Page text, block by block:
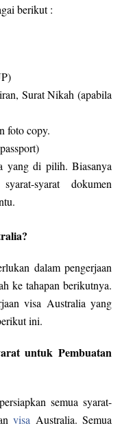
berikut :
Surat Nikah (apabila
foto copy.
yang di pilih. Biasanya
syarat dokumen
dalam pengerjaan
ke tahapan berikutnya.
visa Australia yang
ini.
untuk Pembuatan
semua syarat-
visa Australia. Semua